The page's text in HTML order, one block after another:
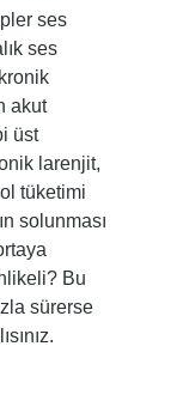
ses
ses
akut
üst
larenjit,
tüketimi
solunması
Bu
sürerse